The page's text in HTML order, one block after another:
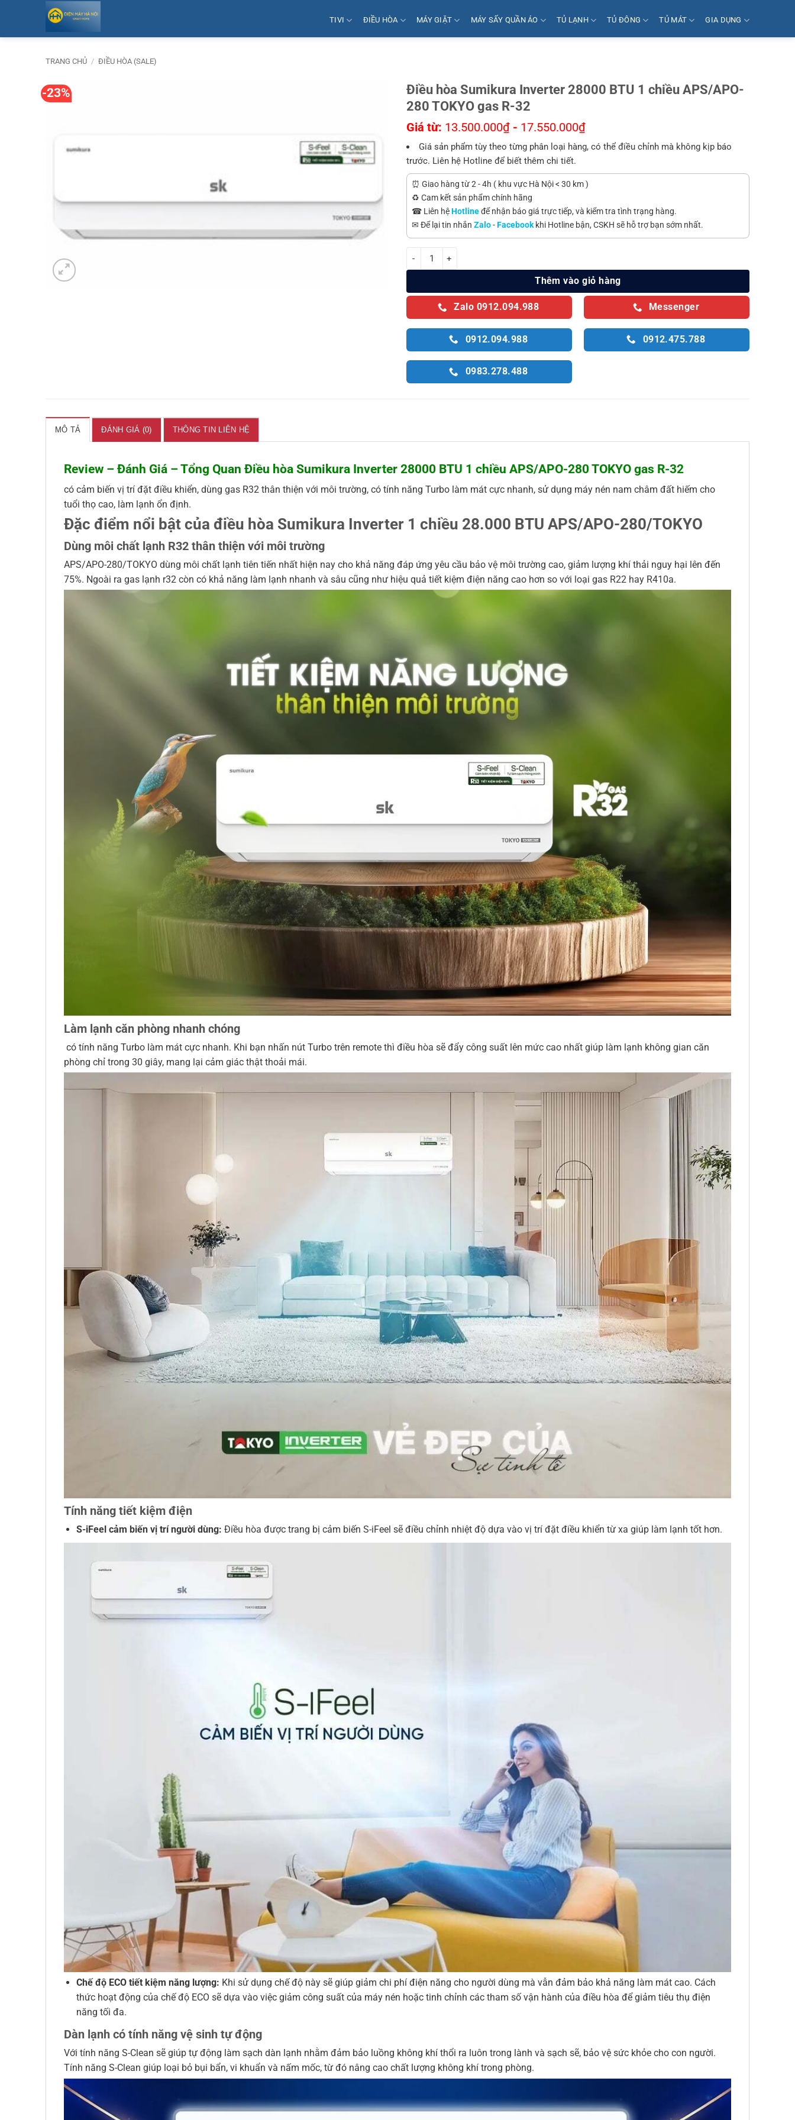
nội
TIVI ĐIỀU HÒA MÁY GIẶT MÁY SẤY QUẦN ÁO TỦ LẠNH TỦ ĐÔNG TỦ MÁT GIA DỤNG
TRANG CHỦ / ĐIỀU HÒA (SALE)
-23%
Điều hòa Sumikura Inverter 28000 BTU 1 chiều APS/APO-
280 TOKYO gas R-32
Giá từ: 13.500.000₫ - 17.550.000₫
Giá sản phẩm tùy theo từng phân loại hàng, có thể điều chỉnh mà không kịp báo
trước. Liên hệ Hotline để biết thêm chi tiết.
⏰ Giao hàng từ 2 - 4h ( khu vực Hà Nội < 30 km )
♻️ Cam kết sản phẩm chính hãng
☎ Liên hệHotlineđể nhận báo giá trực tiếp, và kiểm tra tình trạng hàng.
✉ Để lại tin nhắn Zalo-Facebook khi Hotline bận, CSKH sẽ hỗ trợ bạn sớm nhất.
Điều hòa Sumikura Inverter 28000 BTU 1 chiều APS/APO-280 TOKYO gas R-32 số lượng
Thêm vào giỏ hàng
Zalo 0912.094.988 Messenger
0912.094.988 0912.475.788
0983.278.488
MÔ TẢ ĐÁNH GIÁ (0) THÔNG TIN LIÊN HỆ
Review – Đánh Giá – Tổng Quan Điều hòa Sumikura Inverter 28000 BTU 1 chiều APS/APO-280 TOKYO gas R-32
có cảm biến vị trí đặt điều khiển, dùng gas R32 thân thiện với môi trường, có tính năng Turbo làm mát cực nhanh, sử dụng máy nén nam châm đất hiếm cho
tuổi thọ cao, làm lạnh ổn định.
Đặc điểm nổi bật của điều hòa Sumikura Inverter 1 chiều 28.000 BTU APS/APO-280/TOKYO
Dùng môi chất lạnh R32 thân thiện với môi trường
APS/APO-280/TOKYO dùng môi chất lạnh tiên tiến nhất hiện nay cho khả năng đáp ứng yêu cầu bảo vệ môi trường cao, giảm lượng khí thải nguy hại lên đến
75%. Ngoài ra gas lạnh r32 còn có khả năng làm lạnh nhanh và sâu cũng như hiệu quả tiết kiệm điện năng cao hơn so với loại gas R22 hay R410a.
Làm lạnh căn phòng nhanh chóng
có tính năng Turbo làm mát cực nhanh. Khi bạn nhấn nút Turbo trên remote thì điều hòa sẽ đẩy công suất lên mức cao nhất giúp làm lạnh không gian căn
phòng chỉ trong 30 giây, mang lại cảm giác thật thoải mái.
Tính năng tiết kiệm điện
S-iFeel cảm biến vị trí người dùng: Điều hòa được trang bị cảm biến S-iFeel sẽ điều chỉnh nhiệt độ dựa vào vị trí đặt điều khiển từ xa giúp làm lạnh tốt hơn.
Chế độ ECO tiết kiệm năng lượng: Khi sử dụng chế độ này sẽ giúp giảm chi phí điện năng cho người dùng mà vẫn đảm bảo khả năng làm mát cao. Cách
thức hoạt động của chế độ ECO sẽ dựa vào việc giảm công suất của máy nén hoặc tinh chỉnh các tham số vận hành của điều hòa để giảm tiêu thụ điện
năng tối đa.
Dàn lạnh có tính năng vệ sinh tự động
Với tính năng S-Clean sẽ giúp tự động làm sạch dàn lạnh nhằm đảm bảo luồng không khí thổi ra luôn trong lành và sạch sẽ, bảo vệ sức khỏe cho con người.
Tính năng S-Clean giúp loại bỏ bụi bẩn, vi khuẩn và nấm mốc, từ đó nâng cao chất lượng không khí trong phòng.